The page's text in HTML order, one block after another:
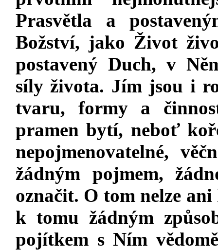
Prasvětla a
Božství, jako Život
postavený Duch, v
síly života. Jím jsou i
tvaru, formy a
pramen bytí, neboť
nepojmenovatelné,
žádným pojmem,
označit. O tom nelze
k tomu žádným
pojítkem s Ním